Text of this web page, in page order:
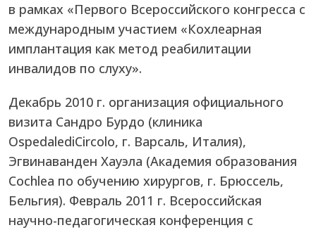
в рамках «Первого Всероссийского конгресса с
международным участием «Кохлеарная
имплантация как метод реабилитации
инвалидов по слуху».
Декабрь 2010 г. организация официального
визита Сандро Бурдо (клиника
OspedalediCircolo, г. Варсаль, Италия),
Эгвинаванден Хауэла (Академия образования
Cochlea по обучению хирургов, г. Брюссель,
Бельгия). Февраль 2011 г. Всероссийская
научно-педагогическая конференция с